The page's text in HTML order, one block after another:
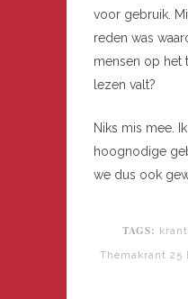
voor gebruik.
reden was
mensen op het
lezen valt?
Niks mis mee.
hoognodige
we dus ook
TAGS:
Themakrant